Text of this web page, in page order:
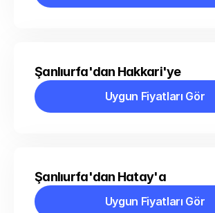
Uygun Fiyatları Gör
Şanlıurfa'dan Hakkari'ye
Uygun Fiyatları Gör
Uygun Fiyatları Gör
Şanlıurfa'dan Hatay'a
Uygun Fiyatları Gör